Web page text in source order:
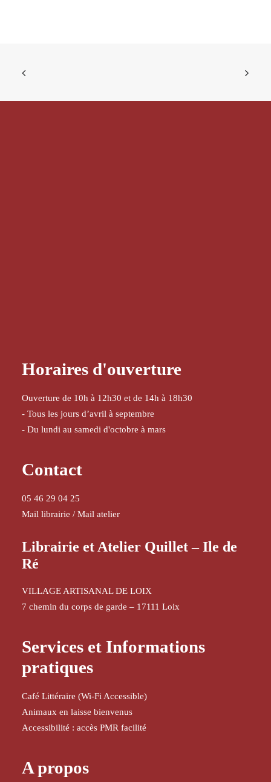
Horaires d'ouverture
Ouverture de 10h à 12h30 et de 14h à 18h30
- Tous les jours d’avril à septembre
- Du lundi au samedi d'octobre à mars
Contact
05 46 29 04 25
Mail librairie / Mail atelier
Librairie et Atelier Quillet – Ile de
Ré
VILLAGE ARTISANAL DE LOIX
7 chemin du corps de garde – 17111 Loix
Services et Informations
pratiques
Café Littéraire (Wi-Fi Accessible)
Animaux en laisse bienvenus
Accessibilité : accès PMR facilité
A propos